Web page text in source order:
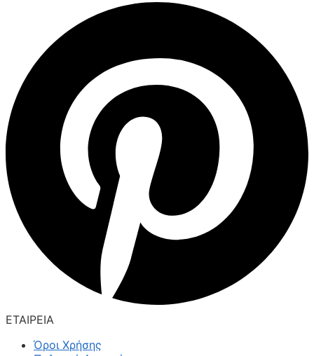
ΕΤΑΙΡΕΙΑ
Όροι Χρήσης